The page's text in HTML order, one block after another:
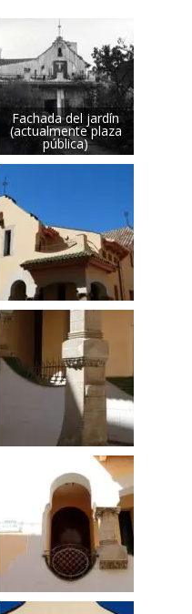
Fachada del jardín
(actualmente plaza
pública)